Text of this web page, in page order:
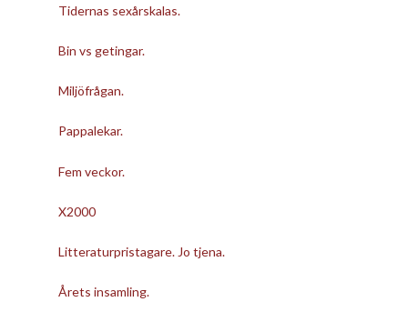
Tidernas sexårskalas.
Bin vs getingar.
Miljöfrågan.
Pappalekar.
Fem veckor.
X2000
Litteraturpristagare. Jo tjena.
Årets insamling.